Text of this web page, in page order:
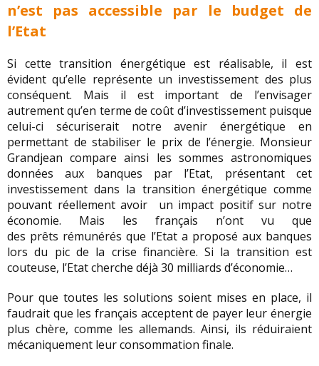
n’est pas accessible par le budget de
l’Etat
Si cette transition énergétique est réalisable, il est
évident qu’elle représente un investissement des plus
conséquent. Mais il est important de l’envisager
autrement qu’en terme de coût d’investissement puisque
celui-ci sécuriserait notre avenir énergétique en
permettant de stabiliser le prix de l’énergie. Monsieur
Grandjean compare ainsi les sommes astronomiques
données aux banques par l’Etat, présentant cet
investissement dans la transition énergétique comme
pouvant réellement avoir un impact positif sur notre
économie. Mais les français n’ont vu que
des prêts rémunérés que l’Etat a proposé aux banques
lors du pic de la crise financière. Si la transition est
couteuse, l’Etat cherche déjà 30 milliards d’économie…
Pour que toutes les solutions soient mises en place, il
faudrait que les français acceptent de payer leur énergie
plus chère, comme les allemands. Ainsi, ils réduiraient
mécaniquement leur consommation finale.